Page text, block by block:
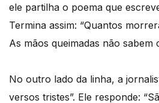
ele partilha o poema que
Termina assim: “Quantos
As mãos queimadas não sabem
No outro lado da linha, a
versos tristes”. Ele responde: